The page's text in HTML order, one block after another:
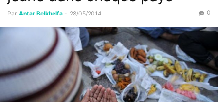
Par Antar Belkhelfa - 28/05/2014 0